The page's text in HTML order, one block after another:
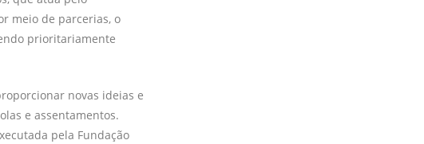
meio de parcerias, o
prioritariamente
novas ideias e
e assentamentos.
pela Fundação